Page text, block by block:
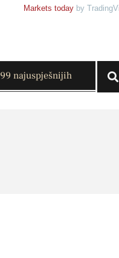
Markets today by
99 najuspješnijih